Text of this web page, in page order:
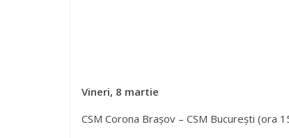
Vineri, 8 martie
CSM Corona Brașov – CSM București (ora